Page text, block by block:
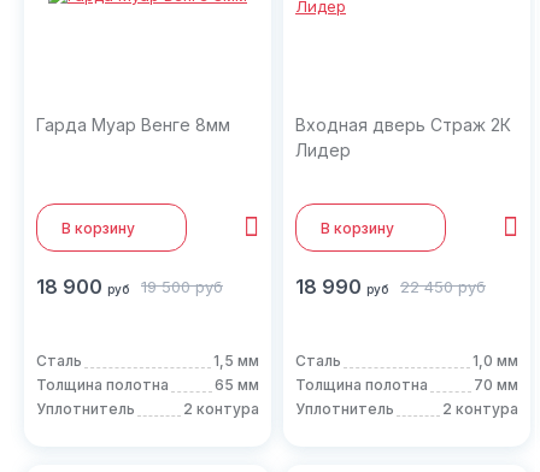
Гарда Муар Венге 8мм
В корзину
18 900 руб 19 500 руб
Сталь
1,5 мм
Толщина полотна
65 мм
Уплотнитель
2 контура
Входная дверь Страж 2К
Лидер
В корзину
18 990 руб 22 450 руб
Сталь
1,0 мм
Толщина полотна
70 мм
Уплотнитель
2 контура